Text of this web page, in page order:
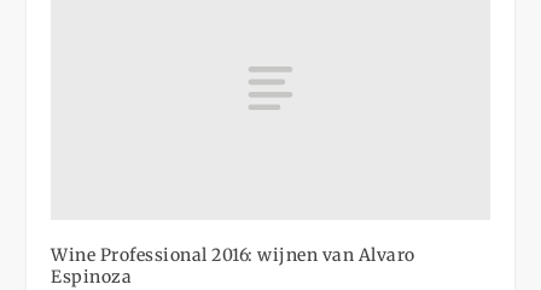
Wine Professional 2016: wijnen van Alvaro
Espinoza